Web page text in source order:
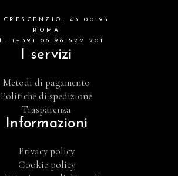
CRESCENZIO, 43 00193
ROMA
(+39) 06 96 522 201
I servizi
Metodi di pagamento
Politiche di spedizione
Trasparenza
Informazioni
Privacy policy
Cookie policy